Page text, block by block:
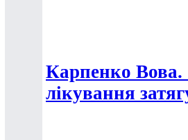
Карпенко Вова.
лікування